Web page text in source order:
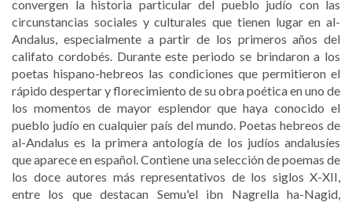
convergen la historia particular del pueblo judío con las
circunstancias sociales y culturales que tienen lugar en al-
Andalus, especialmente a partir de los primeros años del
califato cordobés. Durante este periodo se brindaron a los
poetas hispano-hebreos las condiciones que permitieron el
rápido despertar y florecimiento de su obra poética en uno de
los momentos de mayor esplendor que haya conocido el
pueblo judío en cualquier país del mundo. Poetas hebreos de
al-Andalus es la primera antología de los judíos andalusíes
que aparece en español. Contiene una selección de poemas de
los doce autores más representativos de los siglos X-XII,
entre los que destacan Semu'el ibn Nagrella ha-Nagid,